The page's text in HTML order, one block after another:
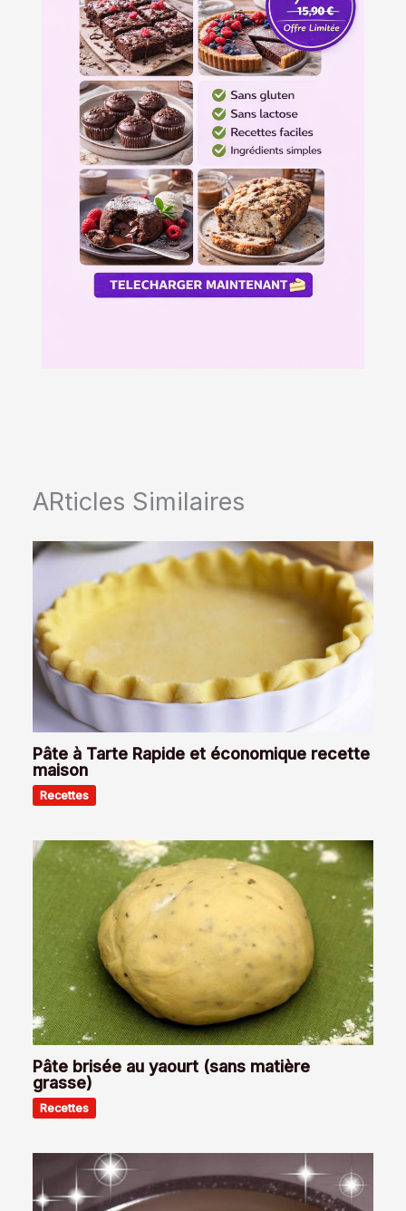
ARticles Similaires
Pâte à Tarte Rapide et économique recette
maison
Recettes
Pâte brisée au yaourt (sans matière
grasse)
Recettes